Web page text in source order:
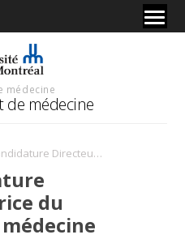
médecine
de médecine
Appel de candidature Directeur/Directrice du Département de médecine
du